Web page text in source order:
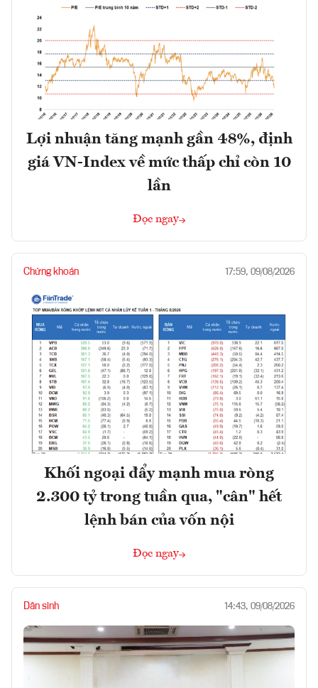
Lợi nhuận tăng mạnh gần 48%, định
giá VN-Index về mức thấp chỉ còn 10
lần
Đọc ngay
Chứng khoán 17:59, 09/08/2026
Khối ngoại đẩy mạnh mua ròng
2.300 tỷ trong tuần qua, "cân" hết
lệnh bán của vốn nội
Đọc ngay
Dân sinh 14:43, 09/08/2026